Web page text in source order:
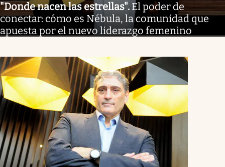
"Donde nacen las estrellas". El poder de
conectar: cómo es Nébula, la comunidad que
apuesta por el nuevo liderazgo femenino